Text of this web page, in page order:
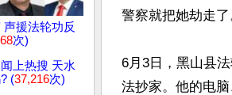
援法轮功反
次)
上热搜 天水
(37,216次)
警察就把她劫走了
6月3日，黑山县
法抄家。他的电